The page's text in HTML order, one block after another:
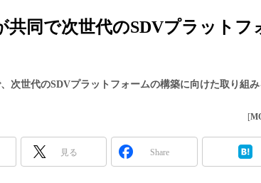
IIFES
TECHNO-FRONTIER
スマート工場EXPO
EdgeTech+
組み込み画像技術
車載ソフト開発
ISO26262
共同で次世代のSDVプラットフ
次世代のSDVプラットフォームの構築に向けた取り組
[
見る Share